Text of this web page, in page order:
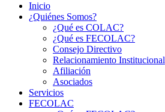
Inicio
¿Quiénes Somos?
¿Qué es COLAC?
¿Qué es FECOLAC?
Consejo Directivo
Relacionamiento Institucional
Afiliación
Asociados
Servicios
FECOLAC